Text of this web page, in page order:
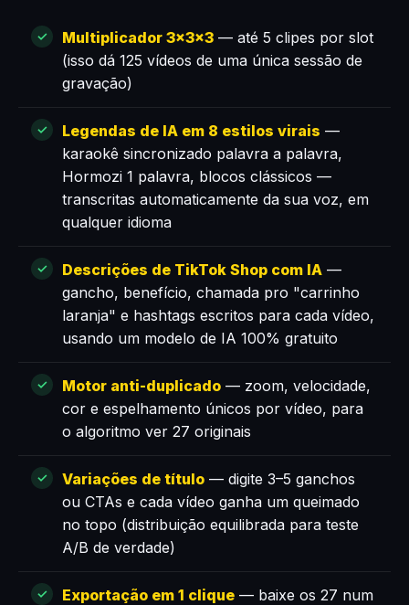
Multiplicador 3×3×3 — até 5 clipes por slot
(isso dá 125 vídeos de uma única sessão de
gravação)
Legendas de IA em 8 estilos virais —
karaokê sincronizado palavra a palavra,
Hormozi 1 palavra, blocos clássicos —
transcritas automaticamente da sua voz, em
qualquer idioma
Descrições de TikTok Shop com IA —
gancho, benefício, chamada pro "carrinho
laranja" e hashtags escritos para cada vídeo,
usando um modelo de IA 100% gratuito
Motor anti-duplicado — zoom, velocidade,
cor e espelhamento únicos por vídeo, para
o algoritmo ver 27 originais
Variações de título — digite 3–5 ganchos
ou CTAs e cada vídeo ganha um queimado
no topo (distribuição equilibrada para teste
A/B de verdade)
Exportação em 1 clique — baixe os 27 num